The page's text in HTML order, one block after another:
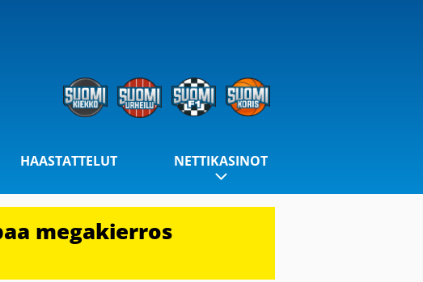
HAASTATTELUT NETTIKASINOT
megakierros